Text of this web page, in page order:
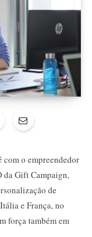
o empreendedor
da Gift Campaign,
de
e França, no
força também em